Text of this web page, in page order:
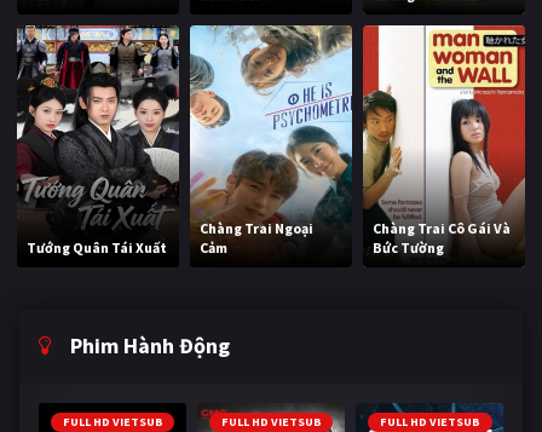
Tướng Quân Tái Xuất
Chàng Trai Ngoại
Cảm
Chàng Trai Cô Gái Và
Bức Tường
Phim Hành Động
FULL HD VIETSUB FULL HD VIETSUB FULL HD VIETSUB